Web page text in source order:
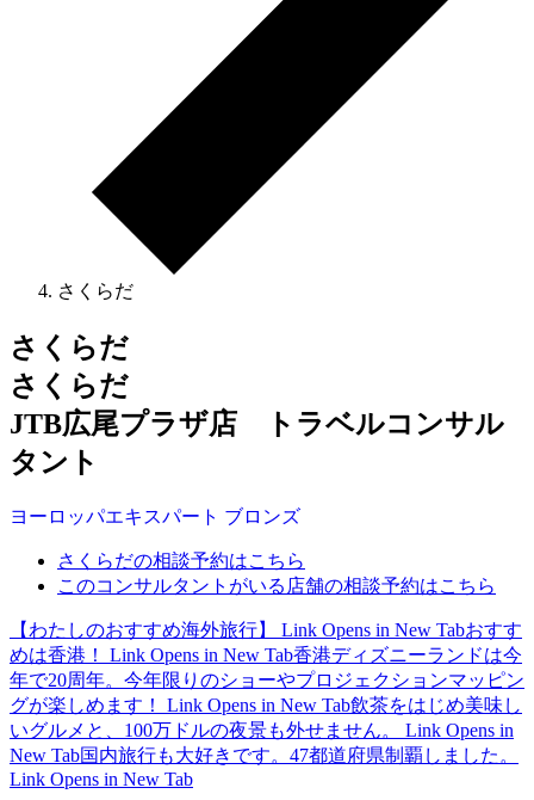
さくらだ
さくらだ
さくらだ
JTB広尾プラザ店 トラベルコンサル
タント
ヨーロッパエキスパート ブロンズ
さくらだの相談予約はこちら
このコンサルタントがいる店舗の相談予約はこちら
【わたしのおすすめ海外旅行】 Link Opens in New Tabおすす
めは香港！
Link Opens in New Tab香港ディズニーランドは今
年で20周年。今年限りのショーやプロジェクションマッピン
グが楽しめます！
Link Opens in New Tab飲茶をはじめ美味し
いグルメと、100万ドルの夜景も外せません。
Link Opens in
New Tab国内旅行も大好きです。47都道府県制覇しました。
Link Opens in New Tab